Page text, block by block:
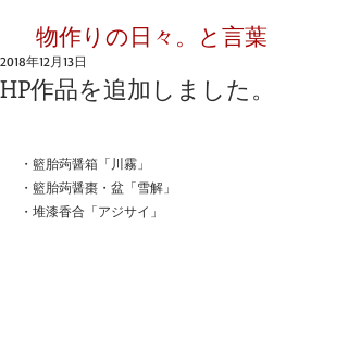
​物作りの日々。と言葉
HP作品を追加しました。
2018年12月13日
・籃胎蒟醤箱「川霧」
・籃胎蒟醤棗・盆「雪解」
・堆漆香合「アジサイ」